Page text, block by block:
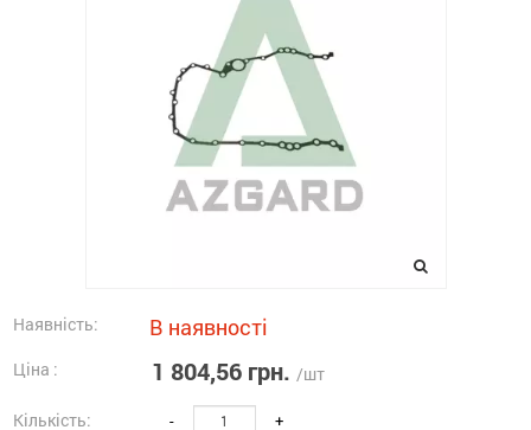
Наявність: В наявності
Ціна : 1 804,56 грн. /шт
Кількість: - +